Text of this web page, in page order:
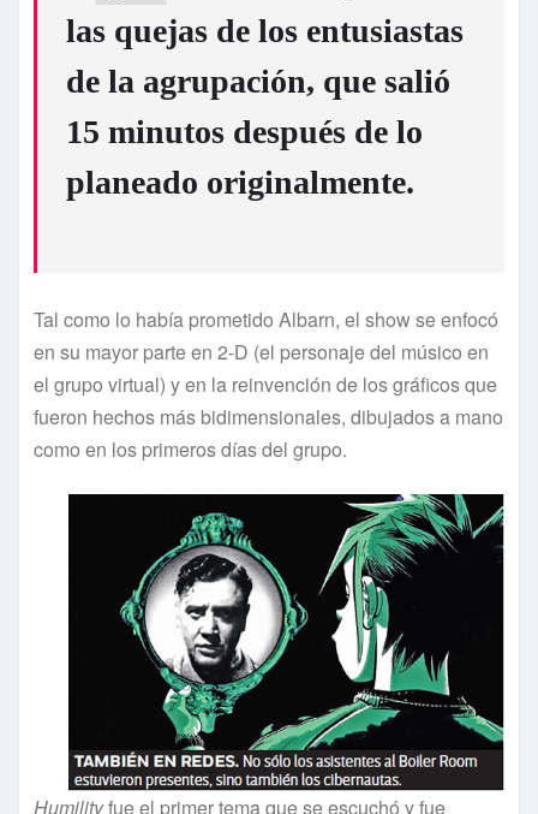
las quejas de los entusiastas
de la agrupación, que salió
15 minutos después de lo
planeado originalmente.
Tal como lo había prometido Albarn, el show se enfocó
en su mayor parte en 2-D (el personaje del músico en
el grupo virtual) y en la reinvención de los gráficos que
fueron hechos más bidimensionales, dibujados a mano
como en los primeros días del grupo.
Humilityfue el primer tema que se escuchó y fue